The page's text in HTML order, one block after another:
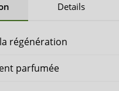
Details
régénération
parfumée